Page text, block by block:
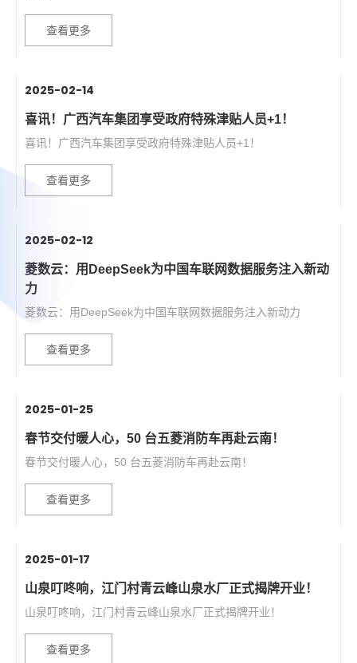
查看更多
2025-02-14
喜讯！广西汽车集团享受政府特殊津贴人员+1！
喜讯！广西汽车集团享受政府特殊津贴人员+1！
查看更多
2025-02-12
菱数云：用DeepSeek为中国车联网数据服务注入新动
力
菱数云：用DeepSeek为中国车联网数据服务注入新动力
查看更多
2025-01-25
春节交付暖人心，50 台五菱消防车再赴云南！
春节交付暖人心，50 台五菱消防车再赴云南！
查看更多
2025-01-17
山泉叮咚响，江门村青云峰山泉水厂正式揭牌开业！
山泉叮咚响，江门村青云峰山泉水厂正式揭牌开业！
查看更多